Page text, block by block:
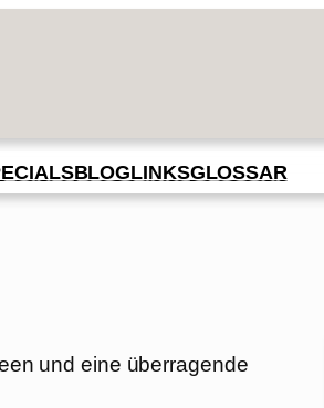
BLOGLINKSGLOSSAR
und eine überragende